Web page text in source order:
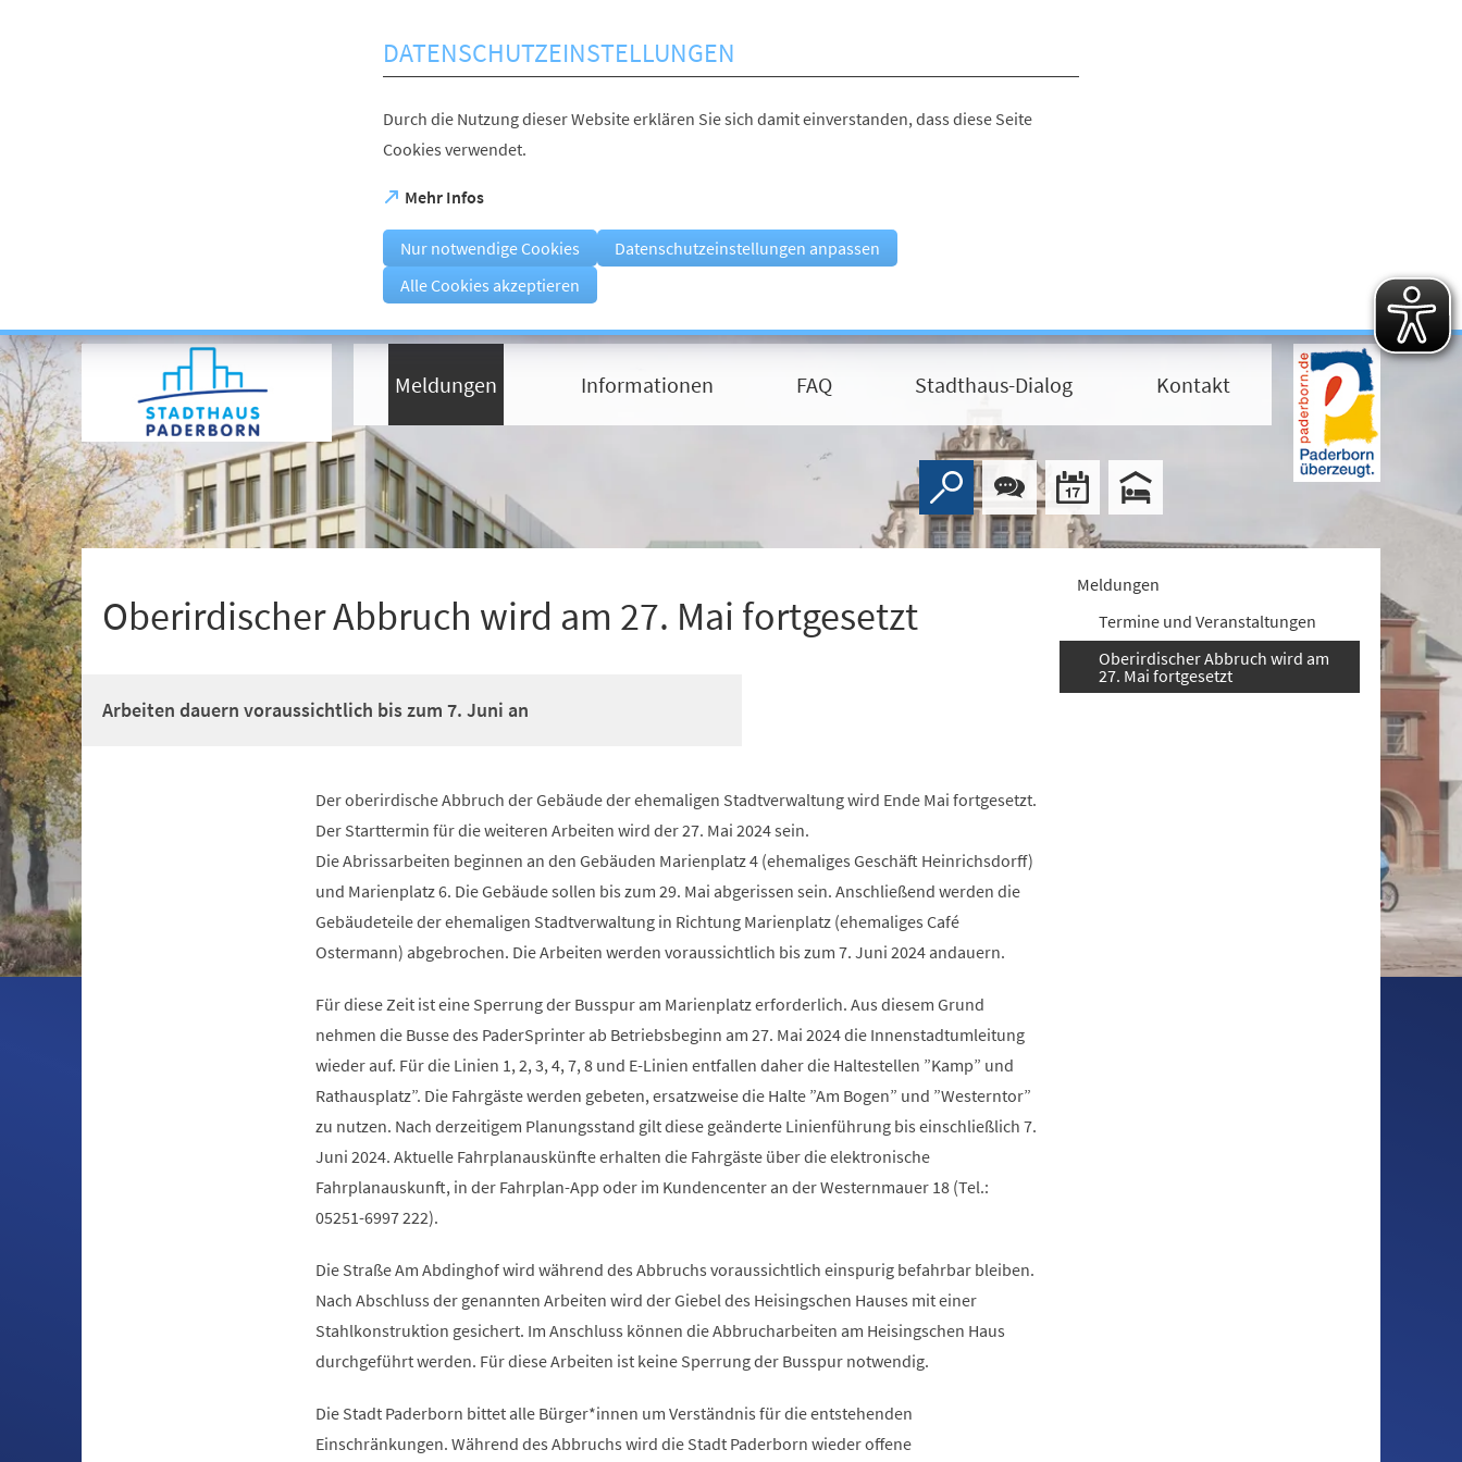
Visuelle
Assistenzsoftware
öffnen.
Mit
der
Tastatur
erreichbar
über
ALT
+
1
DATENSCHUTZEINSTELLUNGEN
Durch die Nutzung dieser Website erklären Sie sich damit einverstanden, dass diese Seite
Cookies verwendet.
Mehr Infos
(Öffnet
einem
neuen
Tab)
Nur notwendige Cookies
Datenschutzeinstellungen anpassen
Alle Cookies akzeptieren
Meldungen Informationen FAQ Stadthaus-Dialog Kontakt
Oberirdischer Abbruch wird am 27. Mai fortgesetzt
Arbeiten dauern voraussichtlich bis zum 7. Juni an
Der oberirdische Abbruch der Gebäude der ehemaligen Stadtverwaltung wird Ende Mai fortgesetzt.
Der Starttermin für die weiteren Arbeiten wird der 27. Mai 2024 sein.
Die Abrissarbeiten beginnen an den Gebäuden Marienplatz 4 (ehemaliges Geschäft Heinrichsdorff)
und Marienplatz 6. Die Gebäude sollen bis zum 29. Mai abgerissen sein. Anschließend werden die
Gebäudeteile der ehemaligen Stadtverwaltung in Richtung Marienplatz (ehemaliges Café
Ostermann) abgebrochen. Die Arbeiten werden voraussichtlich bis zum 7. Juni 2024 andauern.
Für diese Zeit ist eine Sperrung der Busspur am Marienplatz erforderlich. Aus diesem Grund
nehmen die Busse des PaderSprinter ab Betriebsbeginn am 27. Mai 2024 die Innenstadtumleitung
wieder auf. Für die Linien 1, 2, 3, 4, 7, 8 und E-Linien entfallen daher die Haltestellen ”Kamp” und
Rathausplatz”. Die Fahrgäste werden gebeten, ersatzweise die Halte ”Am Bogen” und ”Westerntor”
zu nutzen. Nach derzeitigem Planungsstand gilt diese geänderte Linienführung bis einschließlich 7.
Juni 2024. Aktuelle Fahrplanauskünfte erhalten die Fahrgäste über die elektronische
Fahrplanauskunft, in der Fahrplan-App oder im Kundencenter an der Westernmauer 18 (Tel.:
05251-6997 222).
Die Straße Am Abdinghof wird während des Abbruchs voraussichtlich einspurig befahrbar bleiben.
Nach Abschluss der genannten Arbeiten wird der Giebel des Heisingschen Hauses mit einer
Stahlkonstruktion gesichert. Im Anschluss können die Abbrucharbeiten am Heisingschen Haus
durchgeführt werden. Für diese Arbeiten ist keine Sperrung der Busspur notwendig.
Die Stadt Paderborn bittet alle Bürger*innen um Verständnis für die entstehenden
Einschränkungen. Während des Abbruchs wird die Stadt Paderborn wieder offene
Meldungen
Termine und Veranstaltungen
Oberirdischer Abbruch wird am
27. Mai fortgesetzt